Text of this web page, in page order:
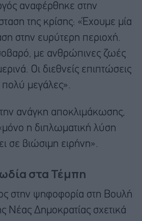
αναφέρθηκε στην
της κρίσης: «Έχουμε μία
στην ευρύτερη περιοχή.
με ανθρώπινες ζωές
Οι διεθνείς επιπτώσεις
πολύ μεγάλες».
ανάγκη αποκλιμάκωσης,
η διπλωματική λύση
σε βιώσιμη ειρήνη».
στα Τέμπη
στην ψηφοφορία στη Βουλή
Νέας Δημοκρατίας σχετικά